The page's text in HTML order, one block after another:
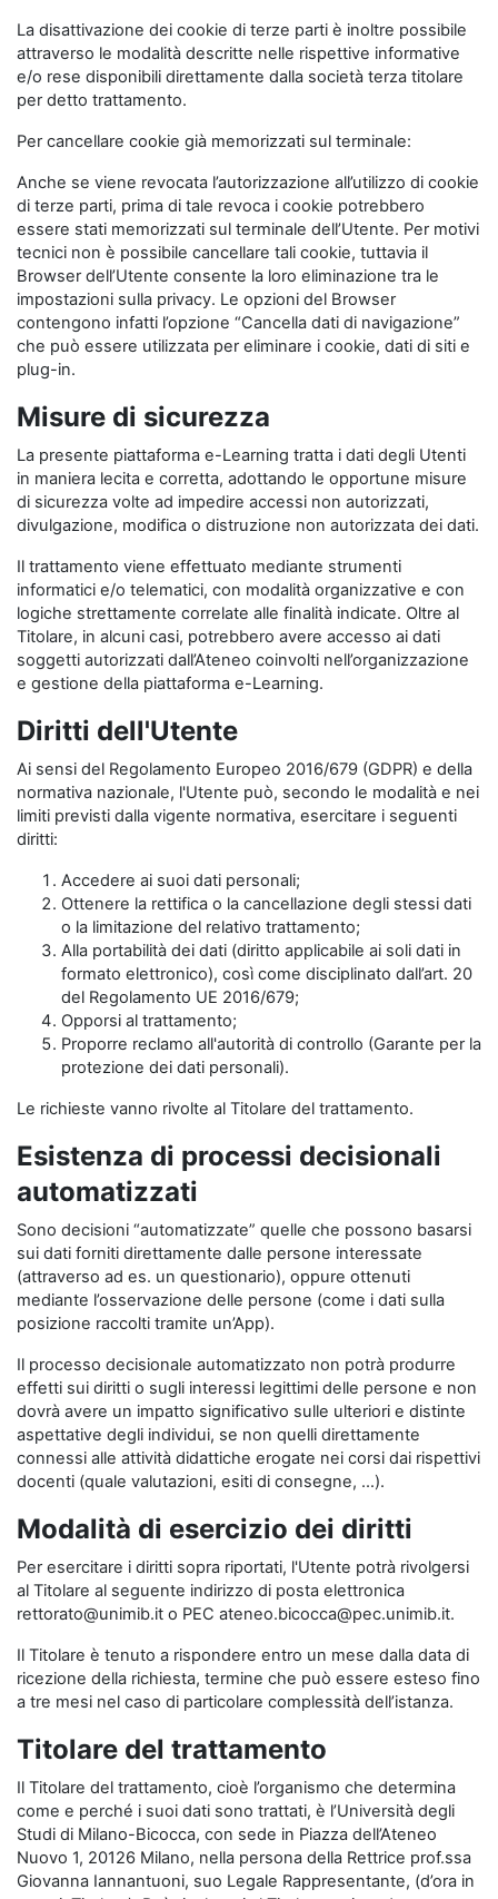
La disattivazione dei cookie di terze parti è inoltre possibile
attraverso le modalità descritte nelle rispettive informative
e/o rese disponibili direttamente dalla società terza titolare
per detto trattamento.
Per cancellare cookie già memorizzati sul terminale:
Anche se viene revocata l’autorizzazione all’utilizzo di cookie
di terze parti, prima di tale revoca i cookie potrebbero
essere stati memorizzati sul terminale dell’Utente. Per motivi
tecnici non è possibile cancellare tali cookie, tuttavia il
Browser dell’Utente consente la loro eliminazione tra le
impostazioni sulla privacy. Le opzioni del Browser
contengono infatti l’opzione “Cancella dati di navigazione”
che può essere utilizzata per eliminare i cookie, dati di siti e
plug-in.
Misure di sicurezza
La presente piattaforma e-Learning tratta i dati degli Utenti
in maniera lecita e corretta, adottando le opportune misure
di sicurezza volte ad impedire accessi non autorizzati,
divulgazione, modifica o distruzione non autorizzata dei dati.
Il trattamento viene effettuato mediante strumenti
informatici e/o telematici, con modalità organizzative e con
logiche strettamente correlate alle finalità indicate. Oltre al
Titolare, in alcuni casi, potrebbero avere accesso ai dati
soggetti autorizzati dall’Ateneo coinvolti nell’organizzazione
e gestione della piattaforma e-Learning.
Diritti dell'Utente
Ai sensi del Regolamento Europeo 2016/679 (GDPR) e della
normativa nazionale, l'Utente può, secondo le modalità e nei
limiti previsti dalla vigente normativa, esercitare i seguenti
diritti:
Accedere ai suoi dati personali;
Ottenere la rettifica o la cancellazione degli stessi dati
o la limitazione del relativo trattamento;
Alla portabilità dei dati (diritto applicabile ai soli dati in
formato elettronico), così come disciplinato dall’art. 20
del Regolamento UE 2016/679;
Opporsi al trattamento;
Proporre reclamo all'autorità di controllo (Garante per la
protezione dei dati personali).
Le richieste vanno rivolte al Titolare del trattamento.
Esistenza di processi decisionali
automatizzati
Sono decisioni “automatizzate” quelle che possono basarsi
sui dati forniti direttamente dalle persone interessate
(attraverso ad es. un questionario), oppure ottenuti
mediante l’osservazione delle persone (come i dati sulla
posizione raccolti tramite un’App).
Il processo decisionale automatizzato non potrà produrre
effetti sui diritti o sugli interessi legittimi delle persone e non
dovrà avere un impatto significativo sulle ulteriori e distinte
aspettative degli individui, se non quelli direttamente
connessi alle attività didattiche erogate nei corsi dai rispettivi
docenti (quale valutazioni, esiti di consegne, …).
Modalità di esercizio dei diritti
Per esercitare i diritti sopra riportati, l'Utente potrà rivolgersi
al Titolare al seguente indirizzo di posta elettronica
rettorato@unimib.it o PEC ateneo.bicocca@pec.unimib.it.
Il Titolare è tenuto a rispondere entro un mese dalla data di
ricezione della richiesta, termine che può essere esteso fino
a tre mesi nel caso di particolare complessità dell’istanza.
Titolare del trattamento
Il Titolare del trattamento, cioè l’organismo che determina
come e perché i suoi dati sono trattati, è l’Università degli
Studi di Milano-Bicocca, con sede in Piazza dell’Ateneo
Nuovo 1, 20126 Milano, nella persona della Rettrice prof.ssa
Giovanna Iannantuoni, suo Legale Rappresentante, (d’ora in